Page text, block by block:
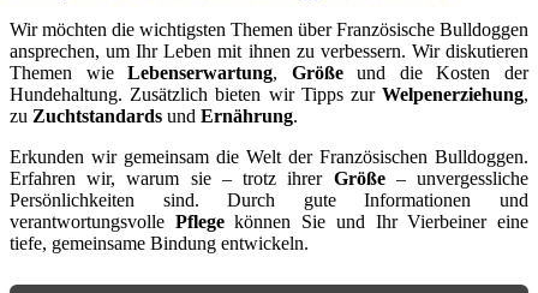
Wir möchten die wichtigsten Themen über Französische Bulldoggen
ansprechen, um Ihr Leben mit ihnen zu verbessern. Wir diskutieren
Themen wieLebenserwartung, Größeund die Kosten der
Hundehaltung. Zusätzlich bieten wir Tipps zur Welpenerziehung,
zu Zuchtstandards und Ernährung.
Erkunden wir gemeinsam die Welt der Französischen Bulldoggen.
Erfahren wir, warum sie – trotz ihrer Größe– unvergessliche
Persönlichkeiten sind. Durch gute Informationen und
verantwortungsvolle Pflegekönnen Sie und Ihr Vierbeiner eine
tiefe, gemeinsame Bindung entwickeln.